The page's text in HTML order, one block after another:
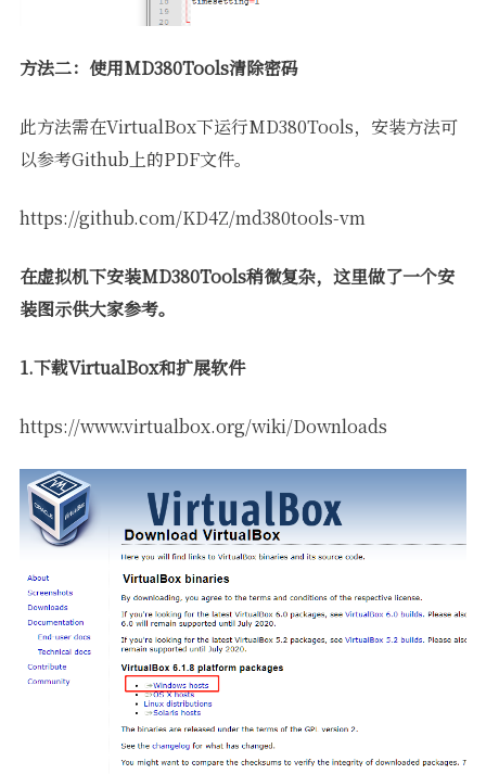
方法二：使用MD380Tools清除密码
此方法需在VirtualBox下运行MD380Tools，安装方法可
以参考Github上的PDF文件。
https://github.com/KD4Z/md380tools-vm
在虚拟机下安装MD380Tools稍微复杂，这里做了一个安
装图示供大家参考。
1.下载VirtualBox和扩展软件
https://www.virtualbox.org/wiki/Downloads